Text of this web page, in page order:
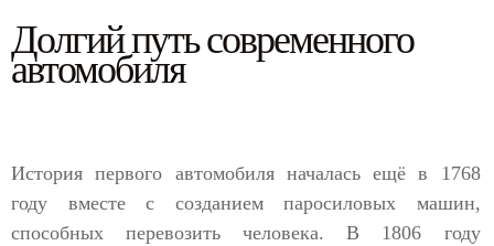
Долгий путь современного
автомобиля
История первого автомобиля началась ещё в 1768
году вместе с созданием паросиловых машин,
способных перевозить человека. В 1806 году